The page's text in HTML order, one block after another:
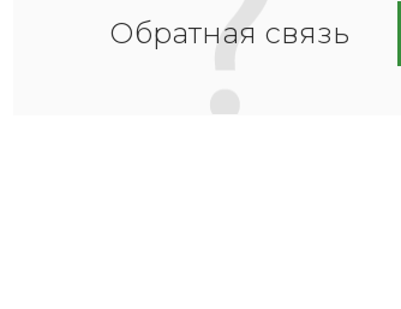
Обратная связь